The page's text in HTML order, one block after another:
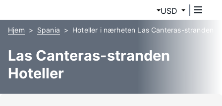
USD
Hjem Spania Hoteller i nærheten Las Canteras-stranden
Las Canteras-stranden
Hoteller